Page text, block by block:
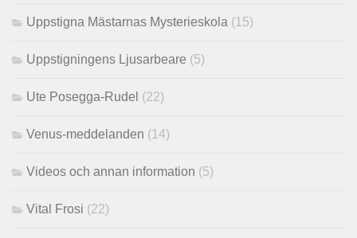
Uppstigna Mästarnas Mysterieskola (15)
Uppstigningens Ljusarbeare (5)
Ute Posegga-Rudel (22)
Venus-meddelanden (14)
Videos och annan information (5)
Vital Frosi (22)